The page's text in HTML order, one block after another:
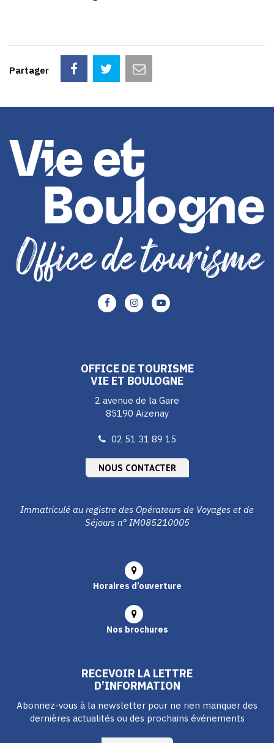
Partager
Lien
vers
Lien
vers
Lien
OFFICE DE TOURISME
VIE ET BOULOGNE
2 avenue de la Gare
85190 Aizenay
02 51 31 89 15
NOUS CONTACTER
Immatriculé au registre des Opérateurs de Voyages et de
Séjours n° IM085210005
Horaires d’ouverture
Nos brochures
RECEVOIR LA LETTRE
D’INFORMATION
Abonnez-vous à la newsletter pour ne rien manquer des
dernières actualités ou des prochains événements